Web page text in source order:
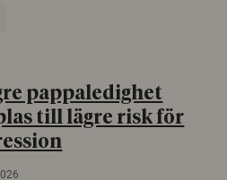
pappaledighet
till lägre risk för